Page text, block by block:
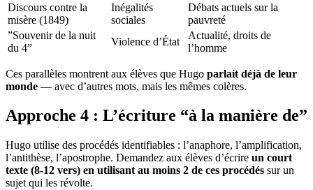
Discours contre la
misère (1849)
Inégalités
sociales
Débats actuels sur la
pauvreté
”Souvenir de la nuit
du 4”
Violence d’État
Actualité, droits de
l’homme
Ces parallèles montrent aux élèves que Hugo parlait déjà de leur
monde — avec d’autres mots, mais les mêmes colères.
Approche 4 : L’écriture “à la manière de”
Hugo utilise des procédés identifiables : l’anaphore, l’amplification,
l’antithèse, l’apostrophe. Demandez aux élèves d’écrire un court
texte (8-12 vers) en utilisant au moins 2 de ces procédés sur un
sujet qui les révolte.